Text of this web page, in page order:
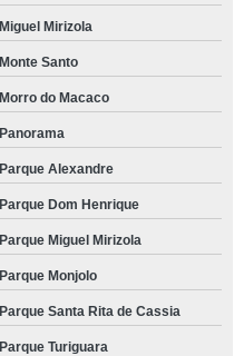
Miguel Mirizola
Monte Santo
Morro do Macaco
Panorama
Parque Alexandre
Parque Dom Henrique
Parque Miguel Mirizola
Parque Monjolo
Parque Santa Rita de Cassia
Parque Turiguara